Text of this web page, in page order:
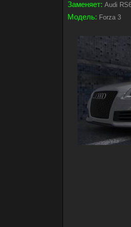
Заменяет: Audi
Модель: Forza 3